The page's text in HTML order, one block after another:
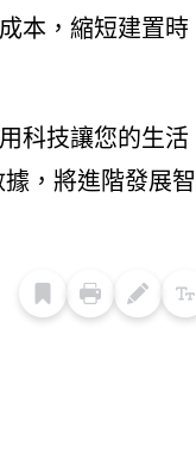
本，縮短建置時
科技讓您的生活
，將進階發展智